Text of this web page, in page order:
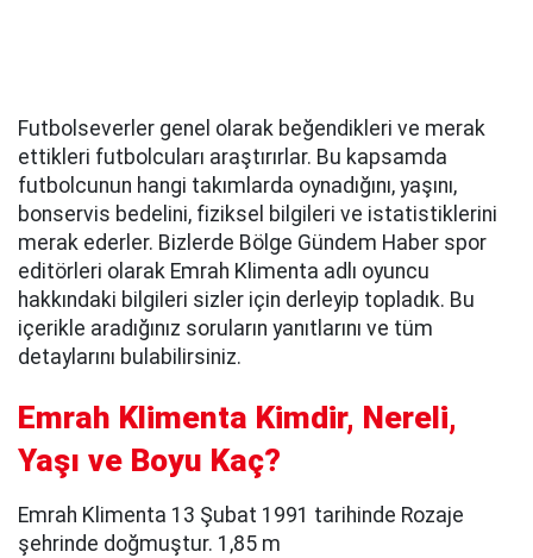
Futbolseverler genel olarak beğendikleri ve merak
ettikleri futbolcuları araştırırlar. Bu kapsamda
futbolcunun hangi takımlarda oynadığını, yaşını,
bonservis bedelini, fiziksel bilgileri ve istatistiklerini
merak ederler. Bizlerde Bölge Gündem Haber spor
editörleri olarak Emrah Klimenta adlı oyuncu
hakkındaki bilgileri sizler için derleyip topladık. Bu
içerikle aradığınız soruların yanıtlarını ve tüm
detaylarını bulabilirsiniz.
Emrah Klimenta Kimdir, Nereli,
Yaşı ve Boyu Kaç?
Emrah Klimenta 13 Şubat 1991 tarihinde Rozaje
şehrinde doğmuştur. 1,85 m